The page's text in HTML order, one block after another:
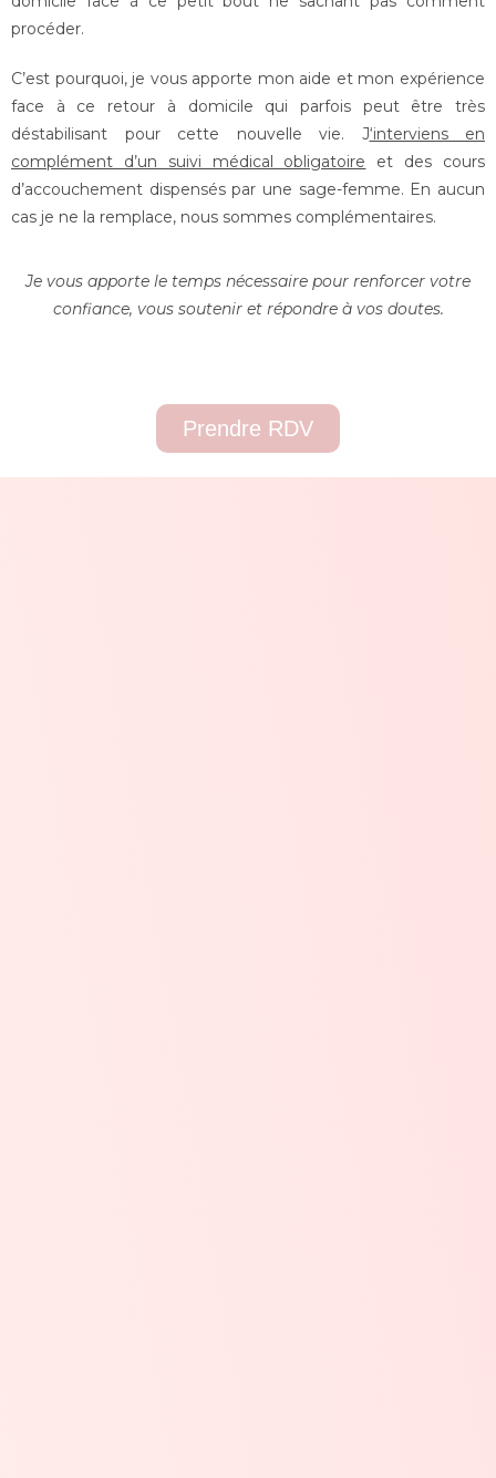
procéder.
C’est pourquoi, je vous apporte mon aide et mon expérience
face à ce retour à domicile qui parfois peut être très
déstabilisant pour cette nouvelle vie. J‘interviens en
complément d’un suivi médical obligatoire et des cours
d’accouchement dispensés par une sage-femme. En aucun
cas je ne la remplace, nous sommes complémentaires.
Je vous apporte le temps nécessaire pour renforcer votre
confiance, vous soutenir et répondre à vos doutes.
Prendre RDV